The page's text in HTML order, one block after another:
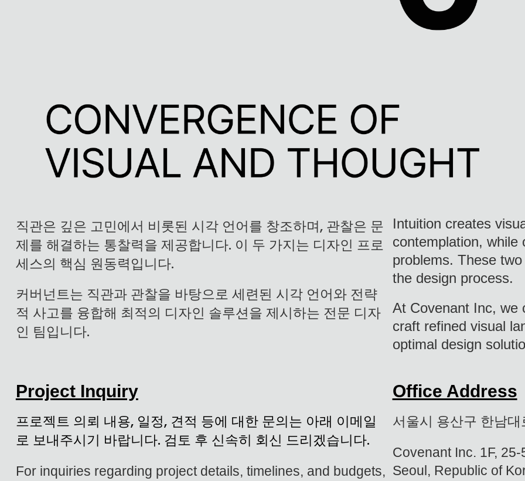
직관은 깊은 고민에서 비롯된 시각 언어를 창조하며, 관찰은 문
제를 해결하는 통찰력을 제공합니다. 이 두 가지는 디자인 프로
세스의 핵심 원동력입니다.
커버넌트는 직관과 관찰을 바탕으로 세련된 시각 언어와 전략
적 사고를 융합해 최적의 디자인 솔루션을 제시하는 전문 디자
인 팀입니다.
Intuition creates
contemplation, while
problems. These
the design process.
At Covenant Inc, we
craft refined visual
optimal design
Project Inquiry
프로젝트 의뢰 내용, 일정, 견적 등에 대한 문의는 아래 이메일
로 보내주시기 바랍니다. 검토 후 신속히 회신 드리겠습니다.
For inquiries regarding project details, timelines, and budgets,
Office Address
서울시 용산구 한남대
Covenant Inc. 1F,
Seoul, Republic of